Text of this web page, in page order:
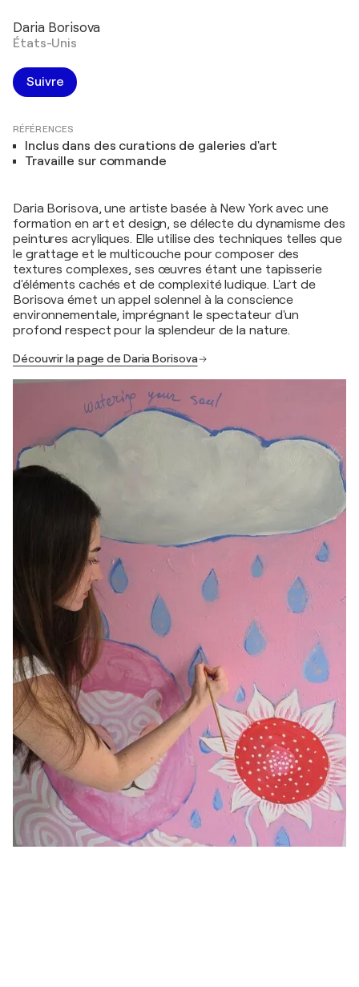
Daria Borisova
États-Unis
Suivre
RÉFÉRENCES
Inclus dans des curations de galeries d'art
Travaille sur commande
Daria Borisova, une artiste basée à New York avec une
formation en art et design, se délecte du dynamisme des
peintures acryliques. Elle utilise des techniques telles que
le grattage et le multicouche pour composer des
textures complexes, ses œuvres étant une tapisserie
d'éléments cachés et de complexité ludique. L'art de
Borisova émet un appel solennel à la conscience
environnementale, imprégnant le spectateur d'un
profond respect pour la splendeur de la nature.
Découvrir la page de Daria Borisova